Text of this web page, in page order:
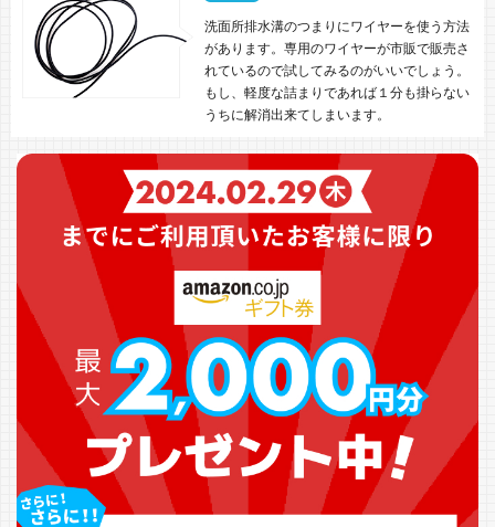
洗面所排水溝のつまりにワイヤーを使う方法
があります。専用のワイヤーが市販で販売さ
れているので試してみるのがいいでしょう。
もし、軽度な詰まりであれば１分も掛らない
うちに解消出来てしまいます。